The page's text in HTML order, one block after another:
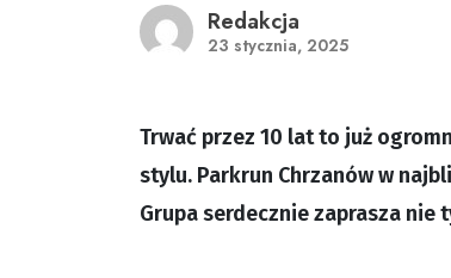
Redakcja
23 stycznia, 2025
Trwać przez 10 lat to już
stylu. Parkrun Chrzanów w
Grupa serdecznie zaprasza nie